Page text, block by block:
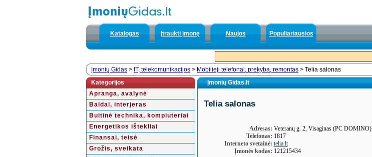
Katalogas Įtraukti įmonę Naujos Populiariausios
Įmonių Gidas > IT, telekomunikacijos > Mobilieji telefonai, prekyba, remontas > Telia salonas
Kategorijos
Apranga, avalynė
Baldai, interjeras
Buitinė technika, kompiuteriai
Energetikos ištekliai
Finansai, teisė
Grožis, sveikata
Įmonių Gidas.lt
Telia salonas
Adresas: Veteranų g. 2, Visaginas (PC DOMINO)
Telefonas: 1817
Interneto svetainė: telia.lt
Įmonės kodas: 121215434